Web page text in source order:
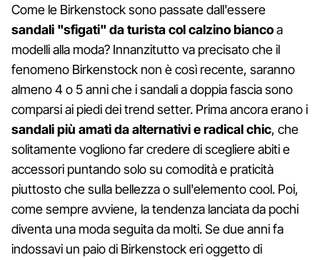
Come le Birkenstock sono passate dall'essere
sandali "sfigati" da turista col calzino biancoa
modelli alla moda? Innanzitutto va precisato che il
fenomeno Birkenstock non è così recente, saranno
almeno 4 o 5 anni che i sandali a doppia fascia sono
comparsi ai piedi dei trend setter. Prima ancora erano i
sandali più amati da alternativi e radical chic, che
solitamente vogliono far credere di scegliere abiti e
accessori puntando solo su comodità e praticità
piuttosto che sulla bellezza o sull'elemento cool. Poi,
come sempre avviene, la tendenza lanciata da pochi
diventa una moda seguita da molti. Se due anni fa
indossavi un paio di Birkenstock eri oggetto di